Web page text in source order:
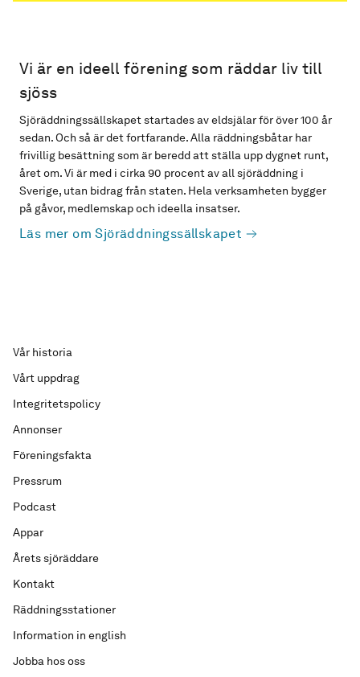
Vi är en ideell förening som räddar liv till
sjöss
Sjöräddningssällskapet startades av eldsjälar för över 100 år
sedan. Och så är det fortfarande. Alla räddningsbåtar har
frivillig besättning som är beredd att ställa upp dygnet runt,
året om. Vi är med i cirka 90 procent av all sjöräddning i
Sverige, utan bidrag från staten. Hela verksamheten bygger
på gåvor, medlemskap och ideella insatser.
Läs mer om Sjöräddningssällskapet
Vår historia
Vårt uppdrag
Integritetspolicy
Annonser
Föreningsfakta
Pressrum
Podcast
Appar
Årets sjöräddare
Kontakt
Räddningsstationer
Information in english
Jobba hos oss